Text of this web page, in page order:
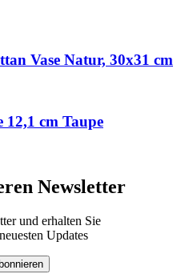
Vase Natur, 30x31 cm
12,1 cm Taupe
Newsletter
und erhalten Sie
Updates